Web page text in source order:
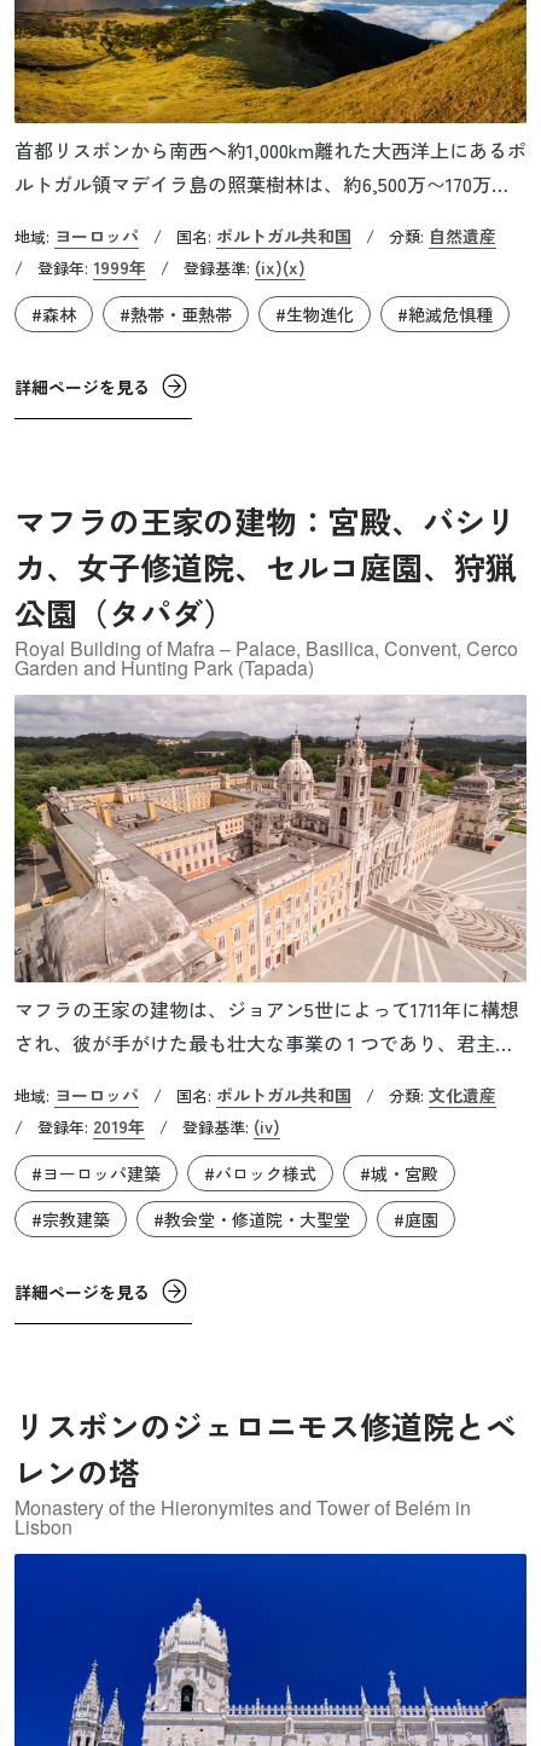
首都リスボンから南西へ約1,000km離れた大西洋上にあるポ
ルトガル領マデイラ島の照葉樹林は、約6,500万〜170万年
ラウリシルヴァと呼ばれる照葉樹林は生物多様性において
重要な場所で、約90%が原生林であると考えられていま
す。森林では昆虫やクモ類、軟体動物などを含む500種以上
るエキウム・カンディカンスなど固有の植物も多く見るこ
とができます。ここでは、少なくとも66種の固有な維管束
す。
地域: ヨーロッパ / 国名: ポルトガル共和国 / 分類: 自然遺産
/ 登録年: 1999年 / 登録基準: (ix)(x)
#森林
#熱帯・亜熱帯 #生物進化 #絶滅危惧種
詳細ページを見る
マフラの王家の建物：宮殿、バシリ
カ、女子修道院、セルコ庭園、狩猟
公園（タパダ）
Royal Building of Mafra – Palace, Basilica, Convent, Cerco
Garden and Hunting Park (Tapada)
マフラの王家の建物は、ジョアン5世によって1711年に構想
され、彼が手がけた最も壮大な事業の 1 つであり、君主制
は優れた文化的・経済的条件に恵まれており、広大な多大
陸帝国の強力な君主として、当時の他のヨーロッパの君主
の中でも際立っていました。長方形の巨大な建築物は、王
と王妃の宮殿、バシリカ、フランシスコ会修道院、そして
36,000巻を収蔵する図書館がシームレスに統合しており、
ポルトガル帝国の権力と影響力を象徴しています。
地域: ヨーロッパ / 国名: ポルトガル共和国 / 分類: 文化遺産
/ 登録年: 2019年 / 登録基準: (iv)
#ヨーロッパ建築
#バロック様式
#城・宮殿
#宗教建築
#教会堂・修道院・大聖堂 #庭園
詳細ページを見る
リスボンのジェロニモス修道院とベ
レンの塔
Monastery of the Hieronymites and Tower of Belém in
Lisbon